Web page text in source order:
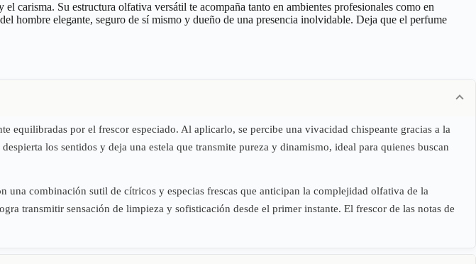
carisma. Su estructura olfativa versátil te acompaña tanto en ambientes profesionales como en
hombre elegante, seguro de sí mismo y dueño de una presencia inolvidable. Deja que el perfume
equilibradas por el frescor especiado. Al aplicarlo, se percibe una vivacidad chispeante gracias a la
los sentidos y deja una estela que transmite pureza y dinamismo, ideal para quienes buscan
una combinación sutil de cítricos y especias frescas que anticipan la complejidad olfativa de la
transmitir sensación de limpieza y sofisticación desde el primer instante. El frescor de las notas de